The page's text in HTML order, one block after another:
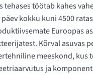
tehases töötab kahes
kokku kuni 4500
Euroopas
Kõrval asuvas
meeskond, kus
ja